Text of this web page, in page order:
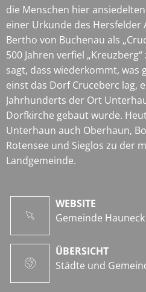
die Menschen hier
einer Urkunde des Hersfelder
Bertho von Buchenau als
500 Jahren verfiel
sagt, dass wiederkommt, was
einst das Dorf Cruceberc lag,
Jahrhunderts der Ort
Dorfkirche gebaut wurde.
Unterhaun auch Oberhaun,
Rotensee und Sieglos zu der
Landgemeinde.
WEBSITE
Gemeinde Hauneck
ÜBERSICHT
Städte und